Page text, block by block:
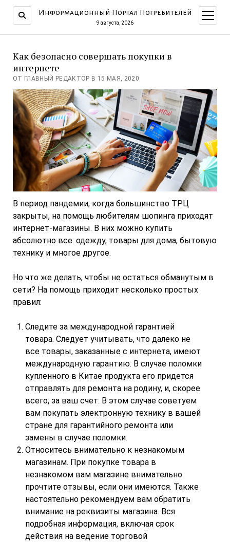
Информационный Портал Потребителей
9 августа, 2026
меню
Как безопасно совершать покупки в
интернете
ОТ ГЛАВНЫЙ РЕДАКТОР В 15 МАЯ, 2020
В период пандемии, когда большинство ТРЦ
закрыты, на помощь любителям шопинга приходят
интернет-магазины. В них можно купить
абсолютно все: одежду, товары для дома, бытовую
технику и многое другое.
Но что же делать, чтобы не остаться обманутым в
сети? На помощь приходит несколько простых
правил:
Следите за международной гарантией
товара. Следует учитывать, что далеко не
все товары, заказанные с интернета, имеют
международную гарантию. В случае поломки
купленного в Китае продукта его придется
отправлять для ремонта на родину, и, скорее
всего, за ваш счет. В этом случае советуем
вам покупать электронную технику в вашей
стране для гарантийного ремонта или
замены в случае поломки.
Относитесь внимательно к незнакомым
магазинам. При покупке товара в
незнакомом вам магазине внимательно
прочтите отзывы, если они имеются. Также
настоятельно рекомендуем вам обратить
внимание на реквизиты магазина. Вся
подробная информация, включая срок
действия на ведение торговой